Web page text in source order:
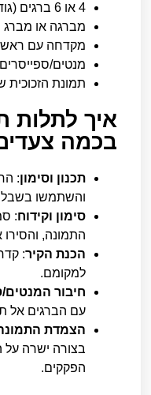
4 או 6 ברגים (גודל 7)
מברגה או מברג
מקדחה עם ראש
מנטים/
תמונת הזכוכית
איך לתלות
בכמה
תכנון וסימון:
והשתמשו
סימון וקידוח:
התמונה, והסירו
הכנת הקיר
למקומם.
חיבור המנטים/
עם הברגים אל
הצמדת
בצורה ישרה על
הפקקים.